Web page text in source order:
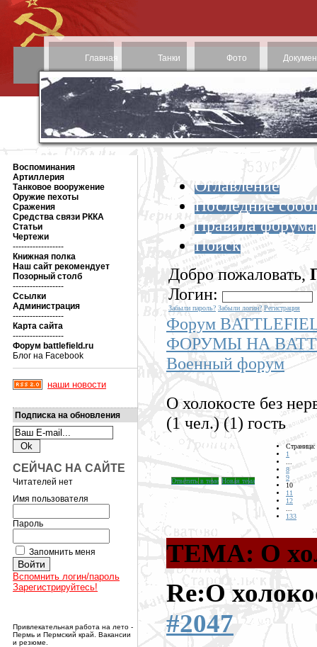
Главная Танки Фото
Воспоминания
Артиллерия
Танковое вооружение
Оружие пехоты
Сражения
Средства связи РККА
Статьи
Чертежи
------------------
Книжная полка
Наш сайт рекомендует
Позорный столб
------------------
Ссылки
Администрация
------------------
Карта сайта
------------------
Форум battlefield.ru
Блог на Facebook
наши новости
Подписка на обновления
СЕЙЧАС НА САЙТЕ
Читателей нет
Имя пользователя
Пароль
Запомнить меня
Вспомнить логин/пароль
Зарегистрируйтесь!
Привлекательная работа на лето -
Пермь и Пермский край. Вакансии
и резюме.
Оглавление
Последние
Правила форума
Поиск
Добро пожаловать,
Логин:
Забыли пароль? Забыли логин? Регистрация
Форум
ФОРУМЫ НА
Военный форум
О холокосте без
(1 чел.) (1) гость
Ответить в теме Новая тема
Страница:
1
8
9
10
11
12
133
ТЕМА: О
Re:О
#2047